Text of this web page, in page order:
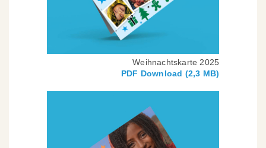
Weihnachtskarte 2025
PDF Download (2,3 MB)